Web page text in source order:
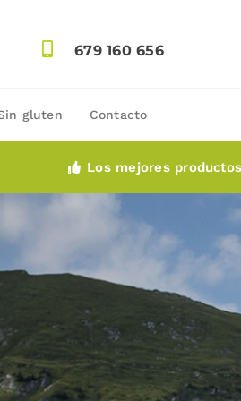
679 160 656
gluten Contacto
Los mejores